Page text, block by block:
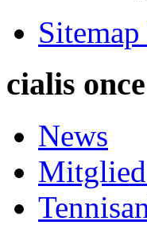
cialis
News